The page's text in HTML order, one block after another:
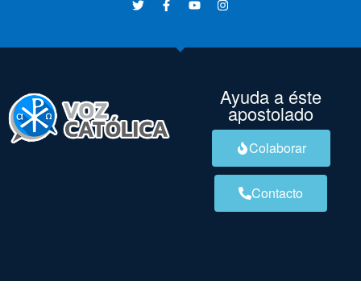
Ayuda a éste
apostolado
Colaborar
Contacto